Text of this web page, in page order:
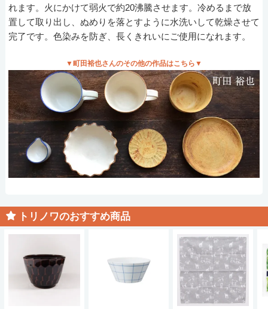
れます。火にかけて弱火で約20沸騰させます。冷めるまで放
置して取り出し、ぬめりを落とすように水洗いして乾燥させて
完了です。色染みを防ぎ、長くきれいにご使用になれます。
▼町田裕也さんのその他の作品はこちら▼
トリノワのおすすめ商品